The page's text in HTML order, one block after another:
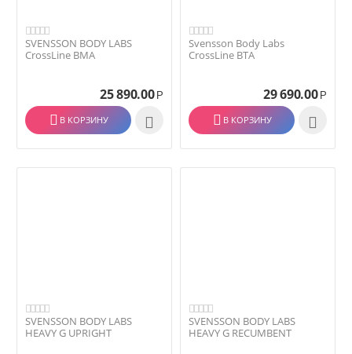
SVENSSON BODY LABS
CrossLine BMA
25 890.00 Р
В КОРЗИНУ 
Svensson Body Labs
CrossLine BТA
29 690.00 Р
В КОРЗИНУ 
SVENSSON BODY LABS
HEAVY G UPRIGHT
SVENSSON BODY LABS
HEAVY G RECUMBENT